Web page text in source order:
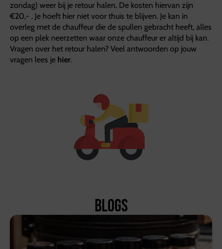
zondag) weer bij je retour halen. De kosten hiervan zijn
€20,- . Je hoeft hier niet voor thuis te blijven. Je kan in
overleg met de chauffeur die de spullen gebracht heeft, alles
op een plek neerzetten waar onze chauffeur er altijd bij kan.
Vragen over het retour halen? Veel antwoorden op jouw
vragen lees je hier.
Blogs